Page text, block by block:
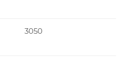
3050